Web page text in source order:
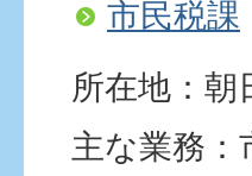
市民税課
所在地：朝
主な業務：